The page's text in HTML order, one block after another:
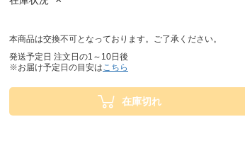
本商品は交換不可となっております。ご了承ください。
発送予定日 注文日の1～10日後
※お届け予定日の目安はこちら
在庫切れ